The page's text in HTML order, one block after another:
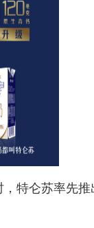
特仑苏率先